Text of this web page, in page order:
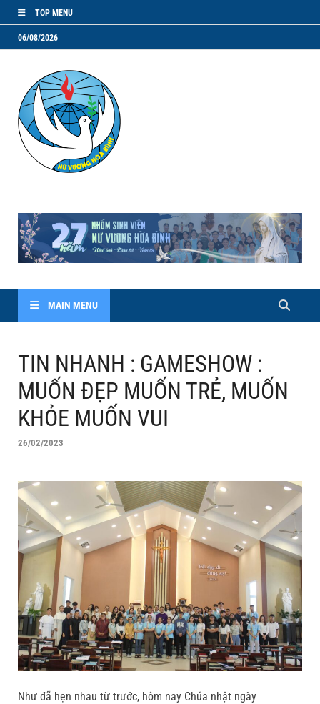
TOP MENU
06/08/2026
MAIN MENU
TIN NHANH : GAMESHOW :
MUỐN ĐẸP MUỐN TRẺ, MUỐN
KHỎE MUỐN VUI
26/02/2023
Như đã hẹn nhau từ trước, hôm nay Chúa nhật ngày